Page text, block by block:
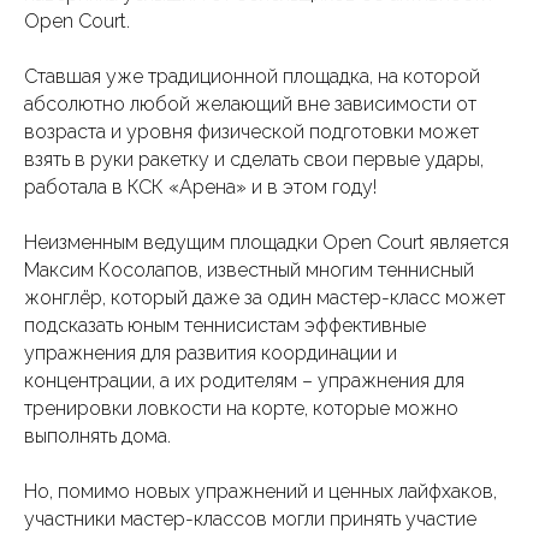
Open Court.
Ставшая уже традиционной площадка, на которой
абсолютно любой желающий вне зависимости от
возраста и уровня физической подготовки может
взять в руки ракетку и сделать свои первые удары,
работала в КСК «Арена» и в этом году!
Неизменным ведущим площадки Open Court является
Максим Косолапов, известный многим теннисный
жонглёр, который даже за один мастер-класс может
подсказать юным теннисистам эффективные
упражнения для развития координации и
концентрации, а их родителям – упражнения для
тренировки ловкости на корте, которые можно
выполнять дома.
Но, помимо новых упражнений и ценных лайфхаков,
участники мастер-классов могли принять участие